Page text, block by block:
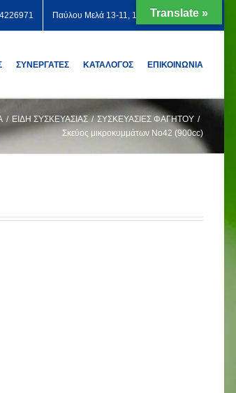
Παύλου Μελά 13-11, 12131 Περιστέρι
ΣΥΝΕΡΓΑΤΕΣ ΚΑΤΑΛΟΓΟΣ ΕΠΙΚΟΙΝΩΝΙΑ
/ ΕΙΔΗ ΣΥΣΚΕΥΑΣΙΑΣ / ΣΥΣΚΕΥΑΣΙΕΣ ΦΑΓΗΤΟΥ /
Σκεύος μικροκυμμάτων Νο42 (900cc)
Translate »